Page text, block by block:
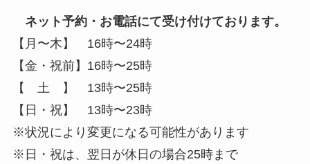
ネット予約・お電話にて受け付けております。
【月〜木】 16時〜24時
【金・祝前】16時〜25時
【 土 】 13時〜25時
【日・祝】 13時〜23時
※状況により変更になる可能性があります
※日・祝は、翌日が休日の場合25時まで